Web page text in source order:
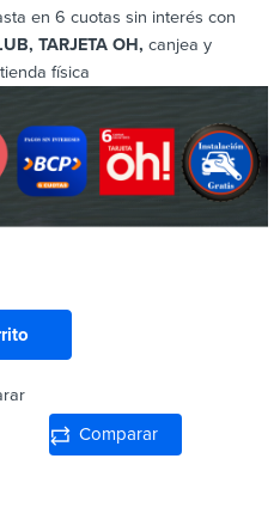
en 6 cuotas sin interés con
TARJETA OH, canjea y
física
Comparar